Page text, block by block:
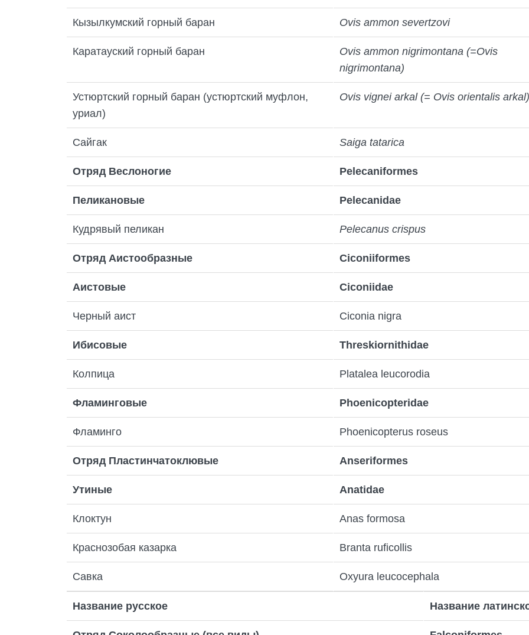
Кызылкумский горный баран Ovis ammon severtzovi
Каратауский горный баран
Ovis ammon nigrimontana (=Ovis
nigrimontana)
Устюртский горный баран (устюртский муфлон,
уриал)
Ovis vignei arkal (= Ovis orientalis arkal)
Сайгак Saiga tatarica
Отряд Веслоногие Pelecaniformes
Пеликановые Pelecanidae
Кудрявый пеликан Pelecanus crispus
Отряд Аистообразные Ciconiiformes
Аистовые Ciconiidae
Черный аист Ciconia nigra
Ибисовые Threskiornithidae
Колпица Platalea leucorodia
Фламинговые Phoenicopteridae
Фламинго Phoenicopterus roseus
Отряд Пластинчатоклювые Anseriformes
Утиные Anatidae
Клоктун Anas formosa
Краснозобая казарка Branta ruficollis
Савка Oxyura leucocephala
Название русское Название